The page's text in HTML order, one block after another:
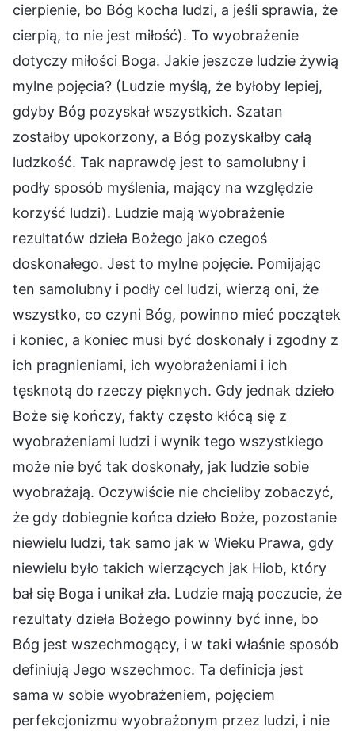
cierpienie, bo Bóg kocha ludzi, a jeśli sprawia, że
cierpią, to nie jest miłość). To wyobrażenie
dotyczy miłości Boga. Jakie jeszcze ludzie żywią
mylne pojęcia? (Ludzie myślą, że byłoby lepiej,
gdyby Bóg pozyskał wszystkich. Szatan
zostałby upokorzony, a Bóg pozyskałby całą
ludzkość. Tak naprawdę jest to samolubny i
podły sposób myślenia, mający na względzie
korzyść ludzi). Ludzie mają wyobrażenie
rezultatów dzieła Bożego jako czegoś
doskonałego. Jest to mylne pojęcie. Pomijając
ten samolubny i podły cel ludzi, wierzą oni, że
wszystko, co czyni Bóg, powinno mieć początek
i koniec, a koniec musi być doskonały i zgodny z
ich pragnieniami, ich wyobrażeniami i ich
tęsknotą do rzeczy pięknych. Gdy jednak dzieło
Boże się kończy, fakty często kłócą się z
wyobrażeniami ludzi i wynik tego wszystkiego
może nie być tak doskonały, jak ludzie sobie
wyobrażają. Oczywiście nie chcieliby zobaczyć,
że gdy dobiegnie końca dzieło Boże, pozostanie
niewielu ludzi, tak samo jak w Wieku Prawa, gdy
niewielu było takich wierzących jak Hiob, który
bał się Boga i unikał zła. Ludzie mają poczucie, że
rezultaty dzieła Bożego powinny być inne, bo
Bóg jest wszechmogący, i w taki właśnie sposób
definiują Jego wszechmoc. Ta definicja jest
sama w sobie wyobrażeniem, pojęciem
perfekcjonizmu wyobrażonym przez ludzi, i nie